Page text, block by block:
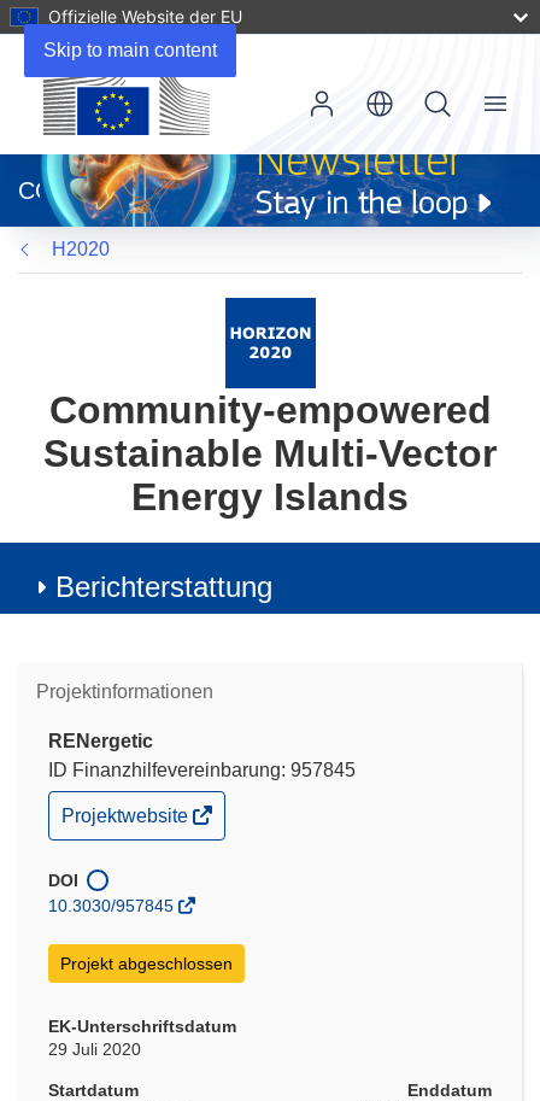
Skip to main content
Offizielle Website der EU
neuem
Fenster)
CORDIS
Menu
H2020
Community-empowered
Sustainable Multi-Vector
Energy Islands
Berichterstattung
Projektinformationen
RENergetic
ID Finanzhilfevereinbarung: 957845
(öffnet
in
Fenster)
Projektwebsite
DOI
10.3030/957845
Projekt abgeschlossen
EK-Unterschriftsdatum
29 Juli 2020
Startdatum
Enddatum